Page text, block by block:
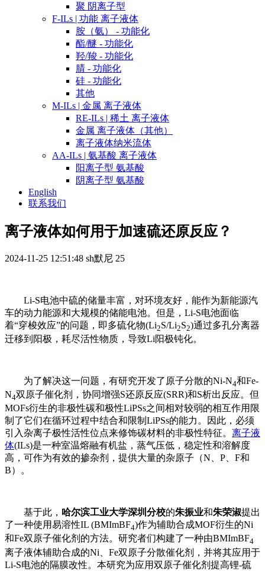
聚 阴离子型
F-ILs | 功能 离子液体
胺（氨） - 功能化
酯/醚 - 功能化
羟/羧 - 功能化
腈 - 功能化
硅 - 功能化
其他
M-ILs | 金属 离子液体
RE-ILs | 稀土 离子液体
金属 离子液体（其他）
离子液体纳米流体
AA-ILs | 氨基酸 离子液体
阳离子型 氨基酸
阴离子型 氨基酸
English
联系我们
离子液体如何用于加速硫还原反应？
2024-11-25 12:51:48 sh默尼 25
Li-S电池中硫的储量丰富，对环境友好，能作为新能源汽
车的动力能源和大规模的储能电池。但是， Li-S电池面临
着“穿梭效应”的问题，即多硫化物(Li2S/Li2S2)通过多孔分离器
迁移到阳极，耗尽活性物质，导致Li阳极钝化。
为了解决这一问题，有研究开发了原子分散的Ni-N4和Fe-
N4双原子催化剂 ，协同增强S还原反应(SRR)和S析出反应。但
MOFs衍生的非极性碳和极性LiPSs之间相对较弱的相互作用限
制了它们在循环过程中结合和限制 LiPSs的能力。因此，必须
引入杂离子极性活性位点来修饰碳材料的非极性特征。 离子液
体(ILs)是一种室温熔融有机盐，蒸气压低，稳定性和溶解度
高，可作为有效的掺杂剂，提供大量的杂原子（N P F和
B）。
基于此， 哈尔滨工业大学深圳分校的朱振业和朱荣淑提出
了一种使用易溶性IL (BMImBF4)作为辅助合成MOF衍生的Ni
和Fe双原子催化剂的方法。 研究者们构建了一种由BMImBF4
离子液体辅助合成的Ni Fe双原子分散催化剂，并将其应用于
Li-S电池的隔膜改性。本研究为应用双原子催化剂提高锂-硫